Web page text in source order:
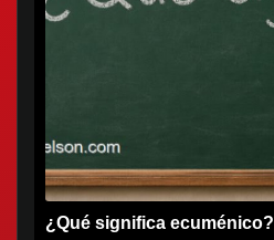
¿Qué significa ecuménico?